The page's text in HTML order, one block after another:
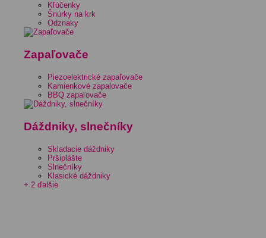
Kľúčenky
Šnúrky na krk
Odznaky
Zapaľovače
Piezoelektrické zapaľovače
Kamienkové zapalovače
BBQ zapaľovače
Dáždniky, slnečníky
Skladacie dáždniky
Pršiplášte
Slnečníky
Klasické dáždniky
+ 2 ďalšie